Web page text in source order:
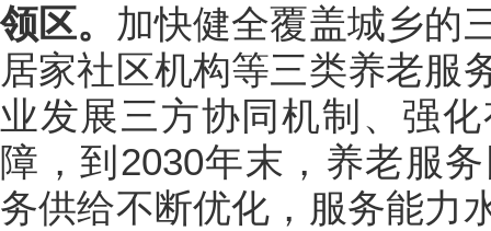
领区。 加快健全覆盖城乡的
居家社区机构等三类养老服
业发展三方协同机制、强
障，到2030年末，养老服
务供给不断优化，服务能力